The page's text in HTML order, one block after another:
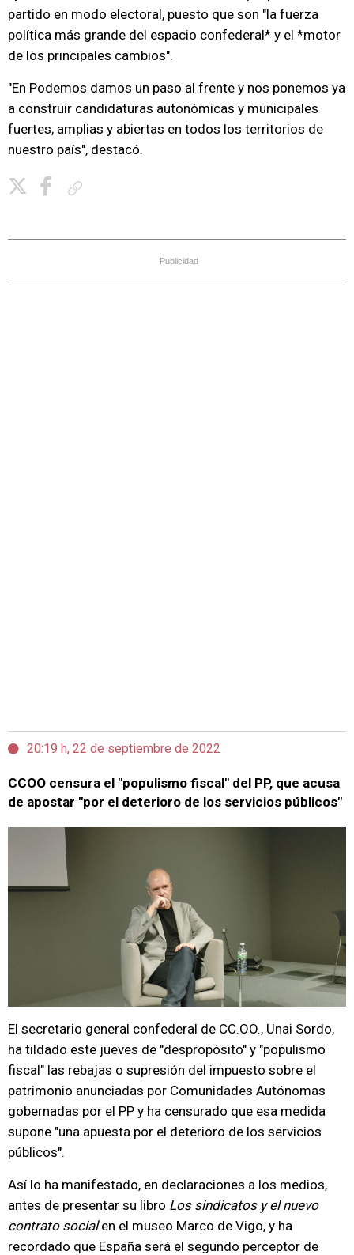
partido en modo electoral, puesto que son "la fuerza
política más grande del espacio confederal* y el *motor
de los principales cambios".
"En Podemos damos un paso al frente y nos ponemos ya
a construir candidaturas autonómicas y municipales
fuertes, amplias y abiertas en todos los territorios de
nuestro país", destacó.
Publicidad
20:19 h, 22 de septiembre de 2022
CCOO censura el "populismo fiscal" del PP, que acusa
de apostar "por el deterioro de los servicios públicos"
El secretario general confederal de CC.OO., Unai Sordo,
ha tildado este jueves de "despropósito" y "populismo
fiscal" las rebajas o supresión del impuesto sobre el
patrimonio anunciadas por Comunidades Autónomas
gobernadas por el PP y ha censurado que esa medida
supone "una apuesta por el deterioro de los servicios
públicos".
Así lo ha manifestado, en declaraciones a los medios,
antes de presentar su libro Los sindicatos y el nuevo
contrato socialen el museo Marco de Vigo, y ha
recordado que España será el segundo perceptor de